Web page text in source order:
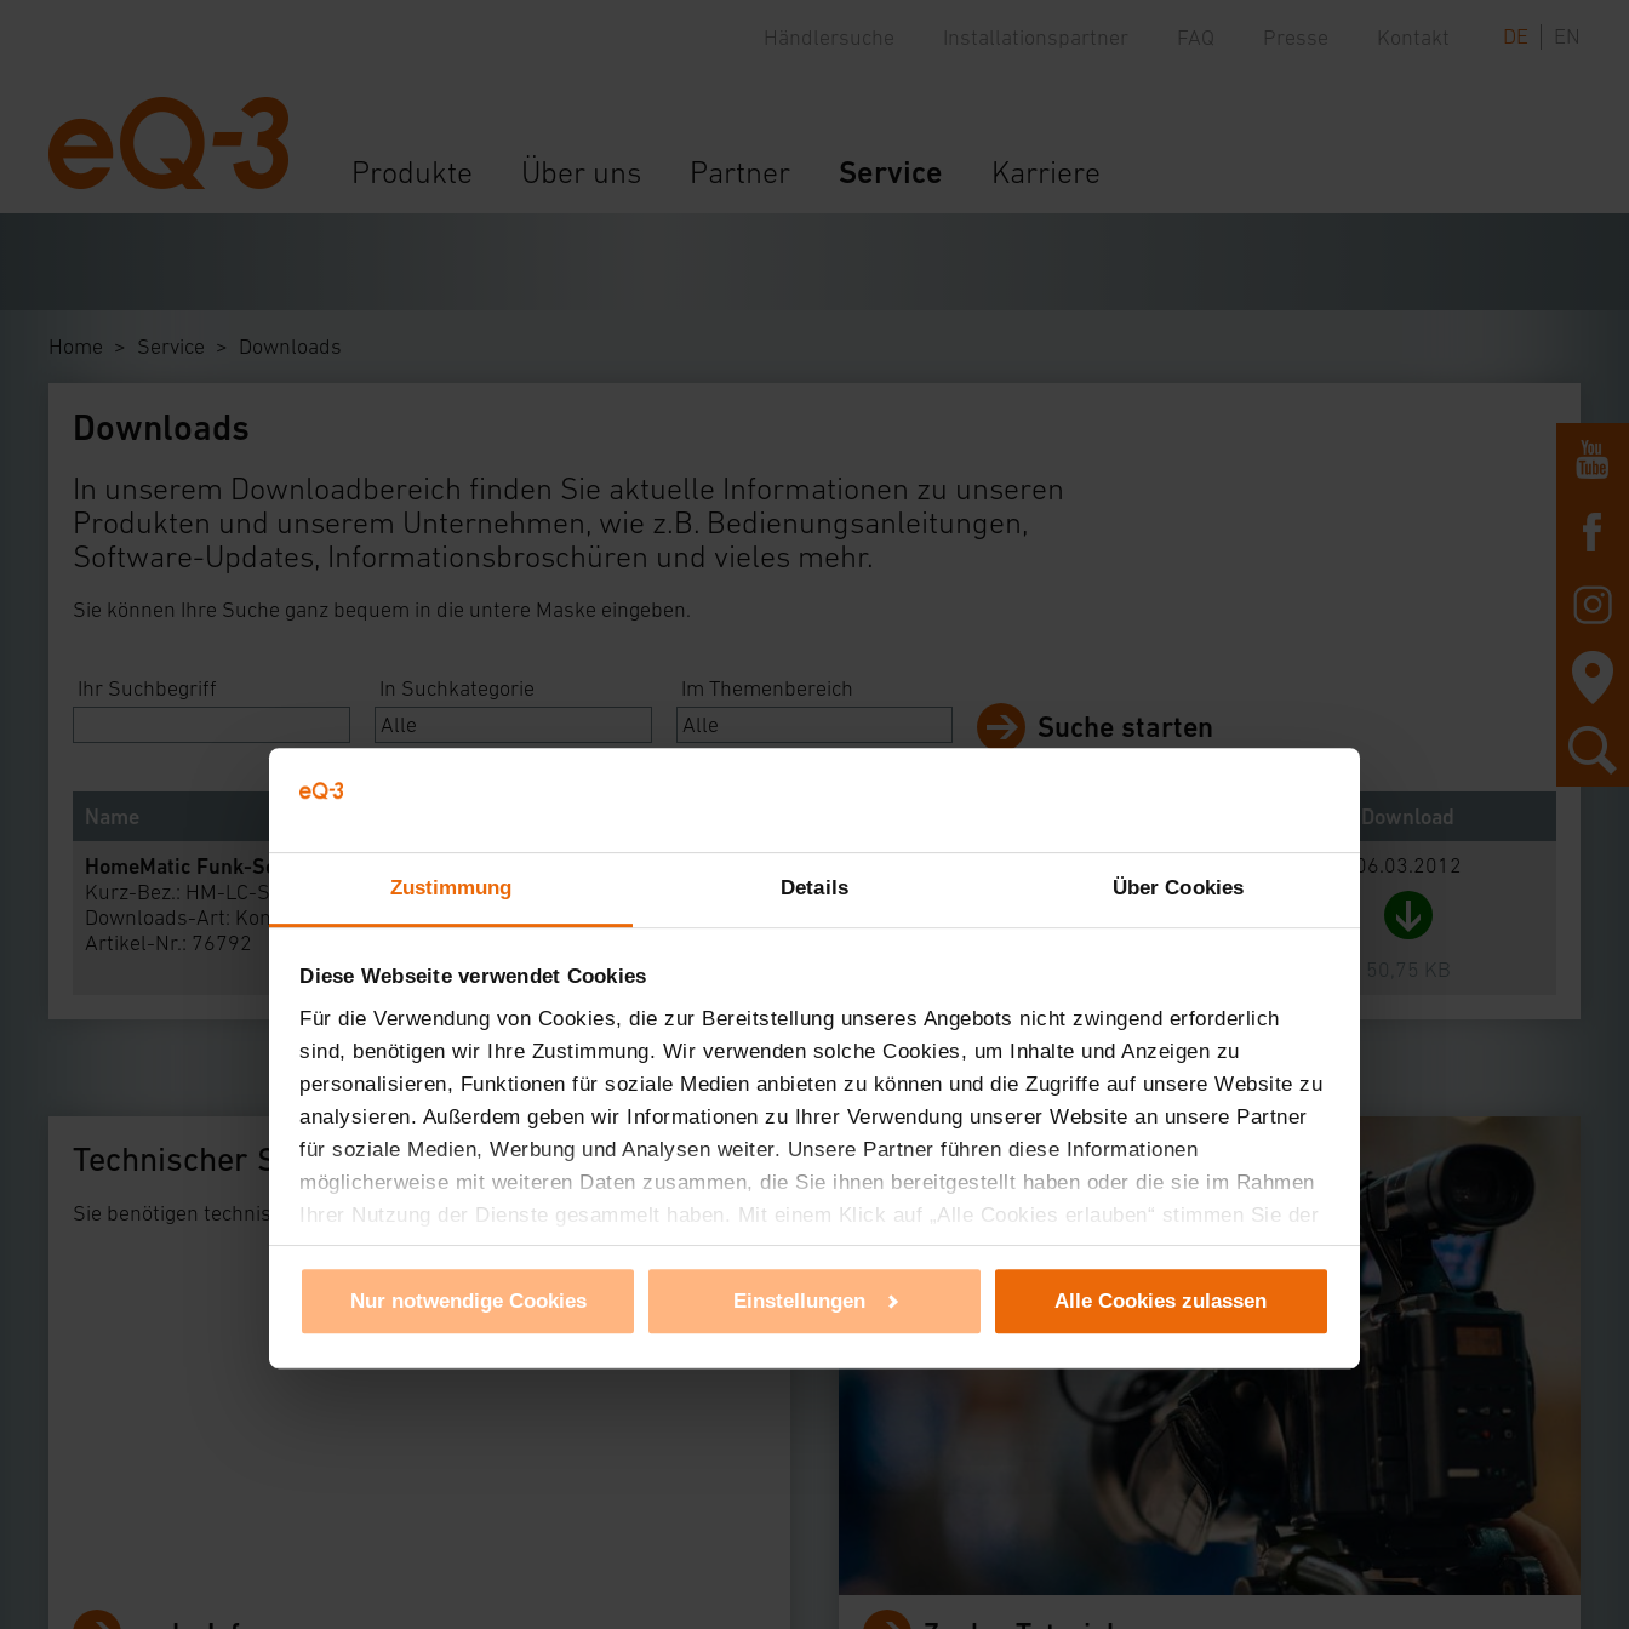
Zustimmung Details Über Cookies
Diese Webseite verwendet Cookies
Für die Verwendung von Cookies, die zur Bereitstellung unseres Angebots nicht zwingend erforderlich
sind, benötigen wir Ihre Zustimmung. Wir verwenden solche Cookies, um Inhalte und Anzeigen zu
personalisieren, Funktionen für soziale Medien anbieten zu können und die Zugriffe auf unsere Website zu
analysieren. Außerdem geben wir Informationen zu Ihrer Verwendung unserer Website an unsere Partner
für soziale Medien, Werbung und Analysen weiter. Unsere Partner führen diese Informationen
möglicherweise mit weiteren Daten zusammen, die Sie ihnen bereitgestellt haben oder die sie im Rahmen
Ihrer Nutzung der Dienste gesammelt haben. Mit einem Klick auf „Alle Cookies erlauben“ stimmen Sie der
Verwendung von Cookies für alle vorgenannten Zwecke zu. Eine detaillierte Auflistung der einzelnen
Sie können die Verwendung nicht notwendiger Cookies ablehnen oder ihr ganz oder teilweise zustimmen.
widerrufen. Ihre Browser-Einstellungen können dazu führen, dass die Einstellungen nicht längerfristig
Nur notwendige Cookies Einstellungen Alle Cookies zulassen
Navigation
Produkte Über uns Partner Service Karriere
Händlersuche Installationspartner FAQ Presse Kontakt DE EN
Home Service Downloads
Downloads
In unserem Downloadbereich finden Sie aktuelle Informationen zu unseren
Produkten und unserem Unternehmen, wie z.B. Bedienungsanleitungen,
Software-Updates, Informationsbroschüren und vieles mehr.
Sie können Ihre Suche ganz bequem in die untere Maske eingeben.
Ihr Suchbegriff In Suchkategorie Im Themenbereich
Suche starten
Name
Download
HomeMatic Funk-Schaltaktor 1-fach, Zwischenstecker
Kurz-Bez.: HM-LC-Sw1-Pl
Downloads-Art: Konformitätserklärung
Artikel-Nr.: 76792
06.03.2012
50,75 KB
Technischer Support
Sie benötigen technischen Support bei einem unserer Produkte?